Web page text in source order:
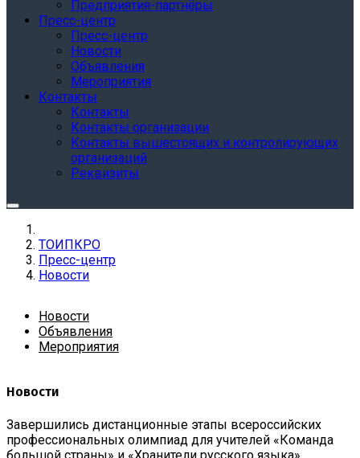
Предприятия-партнёры
Пресс-центр
Пресс-центр
Новости
Объявления
Мероприятия
Контакты
Контакты
Контакты организации
Контакты вышестоящих и контролирующих
организаций
Реквизиты
ТОИПКРО
Пресс-центр
Новости
Новости
Объявления
Мероприятия
Новости
Завершились дистанционные этапы всероссийских
профессиональных олимпиад для учителей «Команда
большой страны» и «Хранители русского языка»